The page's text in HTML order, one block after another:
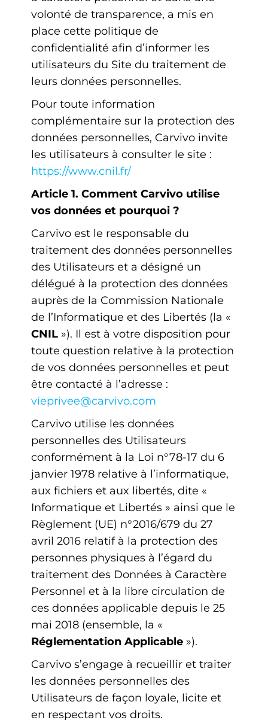
volonté de transparence, a mis en
place cette politique de
confidentialité afin d’informer les
utilisateurs du Site du traitement de
leurs données personnelles.
Pour toute information
complémentaire sur la protection des
données personnelles, Carvivo invite
les utilisateurs à consulter le site :
https://www.cnil.fr/
Article 1. Comment Carvivo utilise
vos données et pourquoi ?
Carvivo est le responsable du
traitement des données personnelles
des Utilisateurs et a désigné un
délégué à la protection des données
auprès de la Commission Nationale
de l’Informatique et des Libertés (la «
CNIL»). Il est à votre disposition pour
toute question relative à la protection
de vos données personnelles et peut
être contacté à l’adresse :
vieprivee@carvivo.com
Carvivo utilise les données
personnelles des Utilisateurs
conformément à la Loi n°78-17 du 6
janvier 1978 relative à l’informatique,
aux fichiers et aux libertés, dite «
Informatique et Libertés » ainsi que le
Règlement (UE) n°2016/679 du 27
avril 2016 relatif à la protection des
personnes physiques à l’égard du
traitement des Données à Caractère
Personnel et à la libre circulation de
ces données applicable depuis le 25
mai 2018 (ensemble, la «
Réglementation Applicable»).
Carvivo s’engage à recueillir et traiter
les données personnelles des
Utilisateurs de façon loyale, licite et
en respectant vos droits.